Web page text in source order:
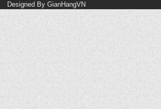
Designed By GianHangVN